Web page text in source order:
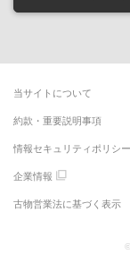
当サイトについて
約款・重要説明事項
情報セキュリティポリシー
企業情報
古物営業法に基づく表示